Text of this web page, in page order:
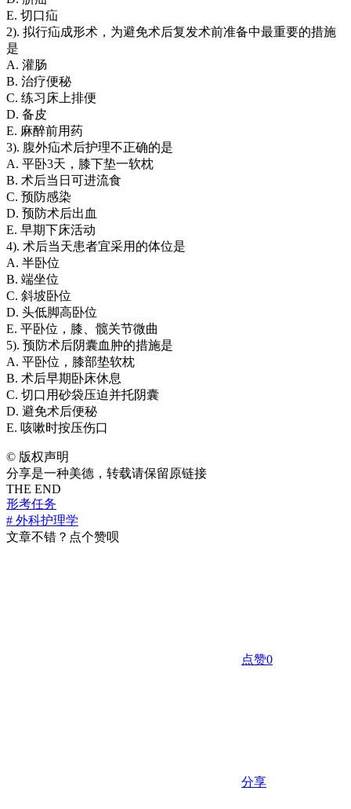
E. 切口疝
2). 拟行疝成形术，为避免术后复发术前准备中最重要的措施
是
A. 灌肠
B. 治疗便秘
C. 练习床上排便
D. 备皮
E. 麻醉前用药
3). 腹外疝术后护理不正确的是
A. 平卧3天，膝下垫一软枕
B. 术后当日可进流食
C. 预防感染
D. 预防术后出血
E. 早期下床活动
4). 术后当天患者宜采用的体位是
A. 半卧位
B. 端坐位
C. 斜坡卧位
D. 头低脚高卧位
E. 平卧位，膝、髋关节微曲
5). 预防术后阴囊血肿的措施是
A. 平卧位，膝部垫软枕
B. 术后早期卧床休息
C. 切口用砂袋压迫并托阴囊
D. 避免术后便秘
E. 咳嗽时按压伤口
© 版权声明
分享是一种美德，转载请保留原链接
THE END
形考任务
# 外科护理学
文章不错？点个赞呗
点赞0
分享